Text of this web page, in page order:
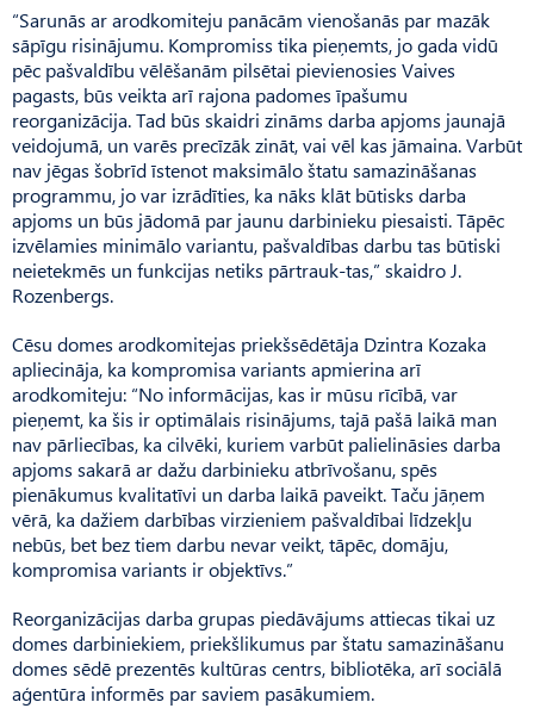
“Sarunās ar arodkomiteju panācām vienošanās par mazāk
sāpīgu risinājumu. Kompromiss tika pieņemts, jo gada vidū
pēc pašvaldību vēlēšanām pilsētai pievienosies Vaives
pagasts, būs veikta arī rajona padomes īpašumu
reorganizācija. Tad būs skaidri zināms darba apjoms jaunajā
veidojumā, un varēs precīzāk zināt, vai vēl kas jāmaina. Varbūt
nav jēgas šobrīd īstenot maksimālo štatu samazināšanas
programmu, jo var izrādīties, ka nāks klāt būtisks darba
apjoms un būs jādomā par jaunu darbinieku piesaisti. Tāpēc
izvēlamies minimālo variantu, pašvaldības darbu tas būtiski
neietekmēs un funkcijas netiks pārtrauk-tas,” skaidro J.
Rozenbergs.
Cēsu domes arodkomitejas priekšsēdētāja Dzintra Kozaka
apliecināja, ka kompromisa variants apmierina arī
arodkomiteju: “No informācijas, kas ir mūsu rīcībā, var
pieņemt, ka šis ir optimālais risinājums, tajā pašā laikā man
nav pārliecības, ka cilvēki, kuriem varbūt palielināsies darba
apjoms sakarā ar dažu darbinieku atbrīvošanu, spēs
pienākumus kvalitatīvi un darba laikā paveikt. Taču jāņem
vērā, ka dažiem darbības virzieniem pašvaldībai līdzekļu
nebūs, bet bez tiem darbu nevar veikt, tāpēc, domāju,
kompromisa variants ir objektīvs.”
Reorganizācijas darba grupas piedāvājums attiecas tikai uz
domes darbiniekiem, priekšlikumus par štatu samazināšanu
domes sēdē prezentēs kultūras centrs, bibliotēka, arī sociālā
aģentūra informēs par saviem pasākumiem.